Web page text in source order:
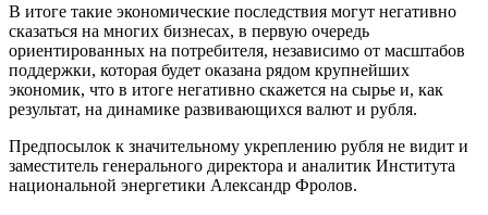
В итоге такие экономические последствия могут негативно
сказаться на многих бизнесах, в первую очередь
ориентированных на потребителя, независимо от масштабов
поддержки, которая будет оказана рядом крупнейших
экономик, что в итоге негативно скажется на сырье и, как
результат, на динамике развивающихся валют и рубля.
Предпосылок к значительному укреплению рубля не видит и
заместитель генерального директора и аналитик Института
национальной энергетики Александр Фролов.